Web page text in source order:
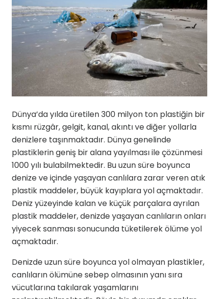
Dünya’da yılda üretilen 300 milyon ton plastiğin bir
kısmı rüzgâr, gelgit, kanal, akıntı ve diğer yollarla
denizlere taşınmaktadır. Dünya genelinde
plastiklerin geniş bir alana yayılması ile çözünmesi
1000 yılı bulabilmektedir. Bu uzun süre boyunca
denize ve içinde yaşayan canlılara zarar veren atık
plastik maddeler, büyük kayıplara yol açmaktadır.
Deniz yüzeyinde kalan ve küçük parçalara ayrılan
plastik maddeler, denizde yaşayan canlıların onları
yiyecek sanması sonucunda tüketilerek ölüme yol
açmaktadır.
Denizde uzun süre boyunca yol olmayan plastikler,
canlıların ölümüne sebep olmasının yanı sıra
vücutlarına takılarak yaşamlarını